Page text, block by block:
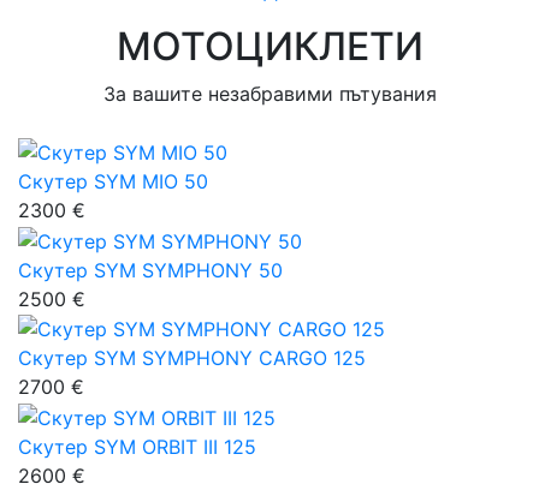
МОТОЦИКЛЕТИ
За вашите незабравими пътувания
Скутер SYM MIO 50
2300 €
Скутер SYM SYMPHONY 50
2500 €
Скутер SYM SYMPHONY CARGO 125
2700 €
Скутер SYM ORBIT III 125
2600 €